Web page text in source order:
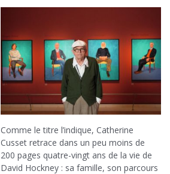
Comme le titre l’indique, Catherine
Cusset retrace dans un peu moins de
200 pages quatre-vingt ans de la vie de
David Hockney : sa famille, son parcours